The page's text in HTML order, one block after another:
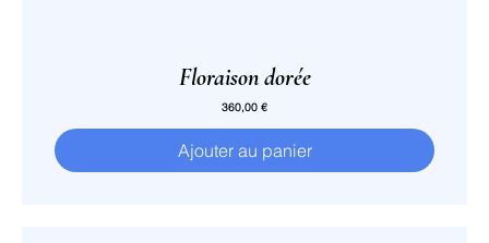
Floraison dorée
Prix
360,00 €
Ajouter au panier